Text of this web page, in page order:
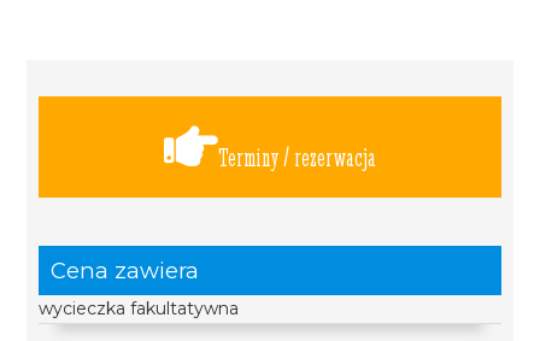
Terminy / rezerwacja
Cena zawiera
wycieczka fakultatywna